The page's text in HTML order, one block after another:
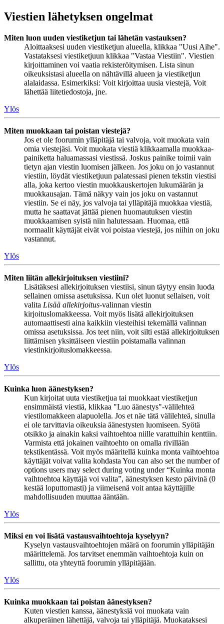
Viestien lähetyksen ongelmat
Miten luon uuden viestiketjun tai lähetän vastauksen?
Aloittaaksesi uuden viestiketjun alueella, klikkaa "Uusi Aihe".
Vastataksesi viestiketjuun klikkaa "Vastaa Viestiin". Viestien
kirjoittaminen voi vaatia rekisteröitymisen. Lista sinun
oikeuksistasi alueella on nähtävillä alueen ja viestiketjun
alalaidassa. Esimerkiksi: Voit kirjoittaa uusia viestejä, Voit
lähettää liitetiedostoja, jne.
Ylös
Miten muokkaan tai poistan viestejä?
Jos et ole foorumin ylläpitäjä tai valvoja, voit muokata vain
omia viestejäsi. Voit muokata viestiä klikkaamalla muokkaa-
painiketta haluamassasi viestissä. Joskus painike toimii vain
tietyn ajan viestin luomisen jälkeen. Jos joku on jo vastannut
viestiin, löydät viestiketjuun palatessasi pienen tekstin viestisi
alla, joka kertoo viestin muokkauskertojen lukumäärän ja
muokkausajan. Tämä näkyy vain jos joku on vastannut
viestiin. Se ei näy, jos valvoja tai ylläpitäjä muokkaa viestiä,
mutta he saattavat jättää pienen huomautuksen viestin
muokkaamisen syistä niin halutessaan. Huomaa, että
normaalit käyttäjät eivät voi poistaa viestejä, jos niihin on joku
vastannut.
Ylös
Miten liitän allekirjoituksen viestiini?
Lisätäksesi allekirjoituksen viestiisi, sinun täytyy ensin luoda
sellainen omissa asetuksissa. Kun olet luonut sellaisen, voit
valita Lisää allekirjoitus-valinnan viestin
kirjoituslomakkeessa. Voit myös lisätä allekirjoituksen
automaattisesti aina kaikkiin viesteihisi tekemällä valinnan
omissa asetuksissa. Jos teet niin, voit silti estää allekirjoituksen
liittämisen yksittäiseen viestiin poistamalla valinnan
viestinkirjoituslomakkeessa.
Ylös
Kuinka luon äänestyksen?
Kun kirjoitat uuta viestiketjua tai muokkaat viestiketjun
ensimmäistä viestiä, klikkaa "Luo äänestys"-välilehteä
viestilomakkeen alapuolella. Jos et näe tätä välilehteä, sinulla
ei ole tarvittavia oikeuksia äänestysten luomiseen. Syötä
otsikko ja ainakin kaksi vaihtoehtoa niille varattuihin kenttiin.
Varmista että jokainen vaihtoehto on omalla rivillään
tekstikentässä. Voit myös määritellä kuinka monta vaihtoehtoa
käyttäjät voivat valita kohdasta You can also set the number of
options users may select during voting under “Kuinka monta
vaihtoehtoa käyttäjä voi valita”, äänestyksen kesto päivinä (0
kestää loputtomasti) ja viimeisenä voit antaa käyttäjille
mahdollisuuden muuttaa ääntään.
Ylös
Miksi en voi lisätä vastausvaihtoehtoja kyselyyn?
Kyselyn vastausvaihtoehtojen määrä on foorumin ylläpitäjän
määrittelemä. Jos tarvitset enemmän vaihtoehtoja kuin on
sallittu, ota yhteyttä foorumin ylläpitäjään.
Ylös
Kuinka muokkaan tai poistan äänestyksen?
Kuten viestien kanssa, äänestyksiä voi muokata vain
alkuperäinen lähettäjä, valvoja tai ylläpitäjä. Muokataksesi